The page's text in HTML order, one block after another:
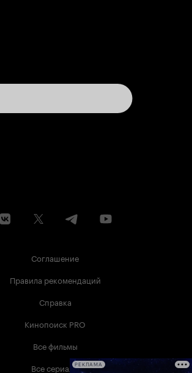
Соглашение
Правила рекомендаций
Справка
Кинопоиск PRO
Все фильмы
Все сериалыРЕКЛАМА